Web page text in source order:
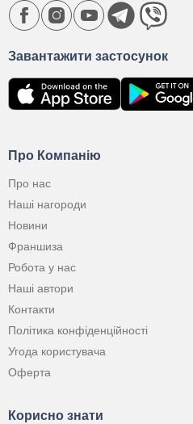
Про Компанію
Про нас
Наші нагороди
Новини
Франшиза
Робота у нас
Наші автори
Контакти
Політика конфіденційності
Угода користувача
Оферта
Корисно знати
Завантажити застосунок